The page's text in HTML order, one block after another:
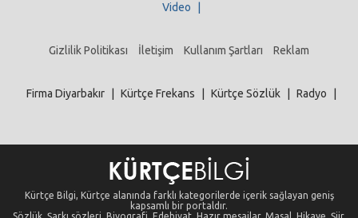
Video
Gizlilik Politikası İletişim Kullanım Şartları Reklam
Firma Diyarbakır Kürtçe Frekans Kürtçe Sözlük Radyo
Kürtçe Bilgi, Kürtçe alanında farklı kategorilerde içerik sağlayan geniş
kapsamlı bir portaldır.